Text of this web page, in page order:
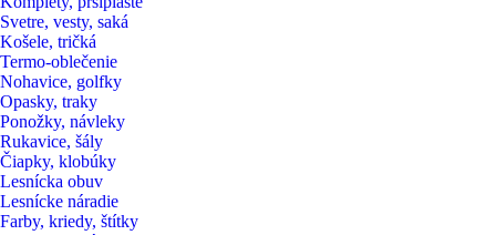
Svetre, vesty, saká
Košele, tričká
Termo-oblečenie
Nohavice, golfky
Opasky, traky
Ponožky, návleky
Rukavice, šály
Čiapky, klobúky
Lesnícka obuv
Lesnícke náradie
Farby, kriedy, štítky